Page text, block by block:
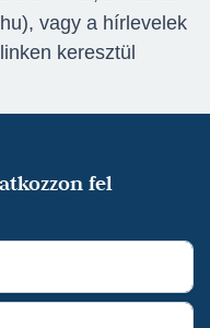
vagy a hírlevelek
keresztül
fel